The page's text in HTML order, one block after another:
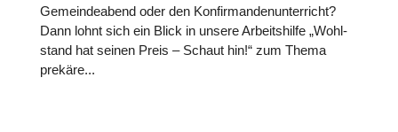
Gemein­de­abend oder den Kon­fir­man­den­un­ter­richt?
Dann lohnt sich ein Blick in unsere Arbeits­hilfe „Wohl­
stand hat seinen Preis – Schaut hin!“ zum Thema
prekäre...